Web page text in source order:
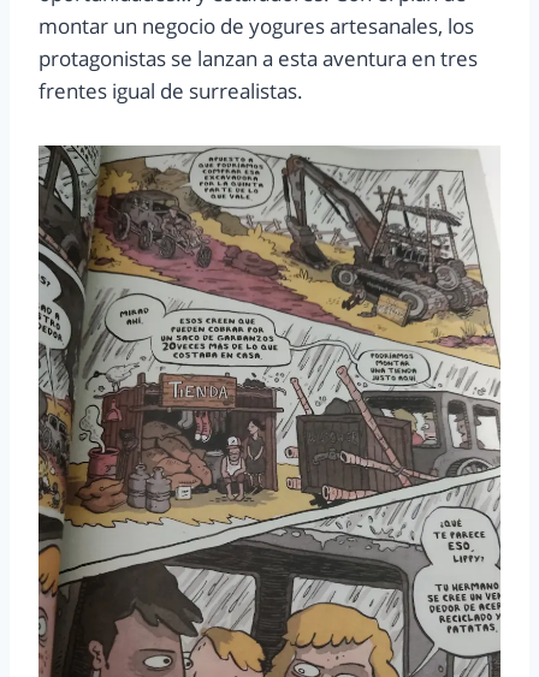
montar un negocio de yogures artesanales, los
protagonistas se lanzan a esta aventura en tres
frentes igual de surrealistas.